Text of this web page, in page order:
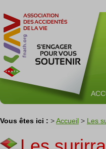
Vous êtes ici : >Accueil > Les